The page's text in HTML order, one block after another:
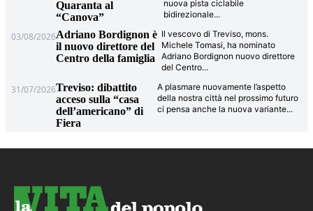
Quaranta al
“Canova”
nuova pista ciclabile
bidirezionale...
03/08/2026Adriano Bordignon è
il nuovo direttore del
Centro della famiglia
Il vescovo di Treviso, mons.
Michele Tomasi, ha nominato
Adriano Bordignon nuovo direttore
del Centro...
31/07/2026Treviso: dibattito
acceso sulla “casa
dell’americano” di
Fiera
A plasmare nuovamente l’aspetto
della nostra città nel prossimo futuro
ci pensa anche la nuova variante...